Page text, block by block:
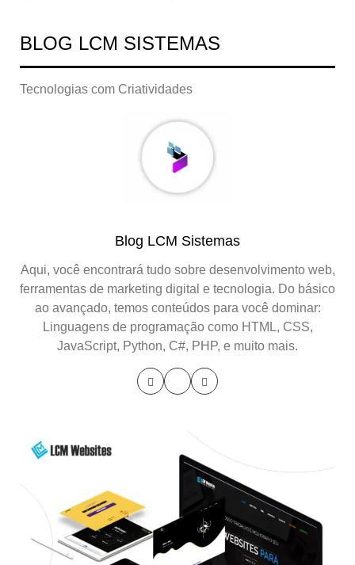
BLOG LCM SISTEMAS
Tecnologias com Criatividades
Blog LCM Sistemas
Aqui, você encontrará tudo sobre desenvolvimento web,
ferramentas de marketing digital e tecnologia. Do básico
ao avançado, temos conteúdos para você dominar:
Linguagens de programação como HTML, CSS,
JavaScript, Python, C#, PHP, e muito mais.